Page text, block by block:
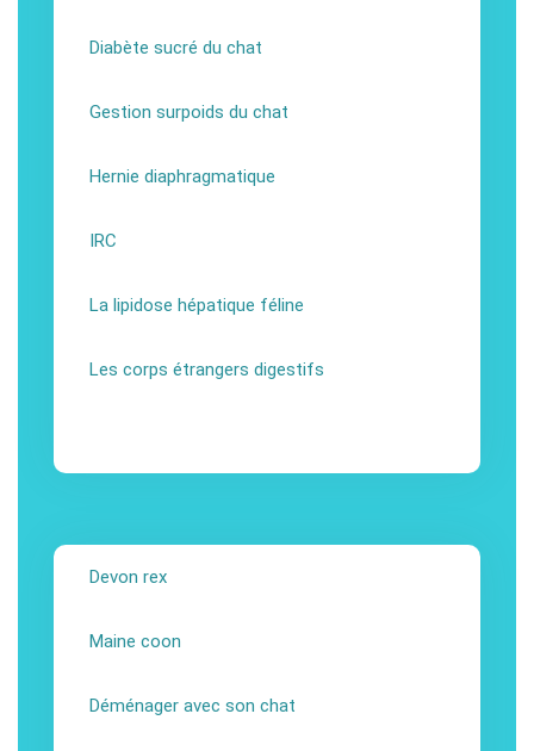
Diabète sucré du chat
Gestion surpoids du chat
Hernie diaphragmatique
IRC
La lipidose hépatique féline
Les corps étrangers digestifs
Devon rex
Maine coon
Déménager avec son chat